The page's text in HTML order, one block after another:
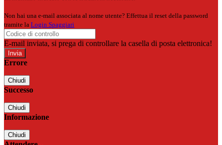
Non hai una e-mail associata al nome utente? Effettua il reset della password
tramite la Login Spaggiari
E-mail inviata, si prega di controllare la casella di posta elettronica!
Errore
Chiudi
Successo
Chiudi
Informazione
Chiudi